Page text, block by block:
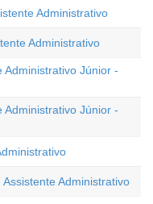
Administrativo
Administrativo
Administrativo Júnior -
Administrativo Júnior -
Administrativo